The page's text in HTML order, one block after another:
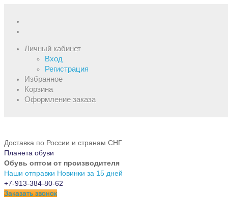
Личный кабинет
Вход
Регистрация
Избранное
Корзина
Оформление заказа
Доставка по России и странам СНГ
Планета обуви
Обувь оптом от производителя
Наши отправки Новинки за 15 дней
+7-913-384-80-62
Заказать звонок